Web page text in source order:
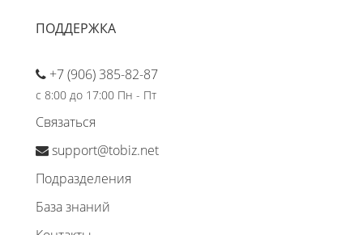
ПОДДЕРЖКА
+7 (906) 385-82-87
с 8:00 до 17:00 Пн - Пт
Связаться
support@tobiz.net
Подразделения
База знаний